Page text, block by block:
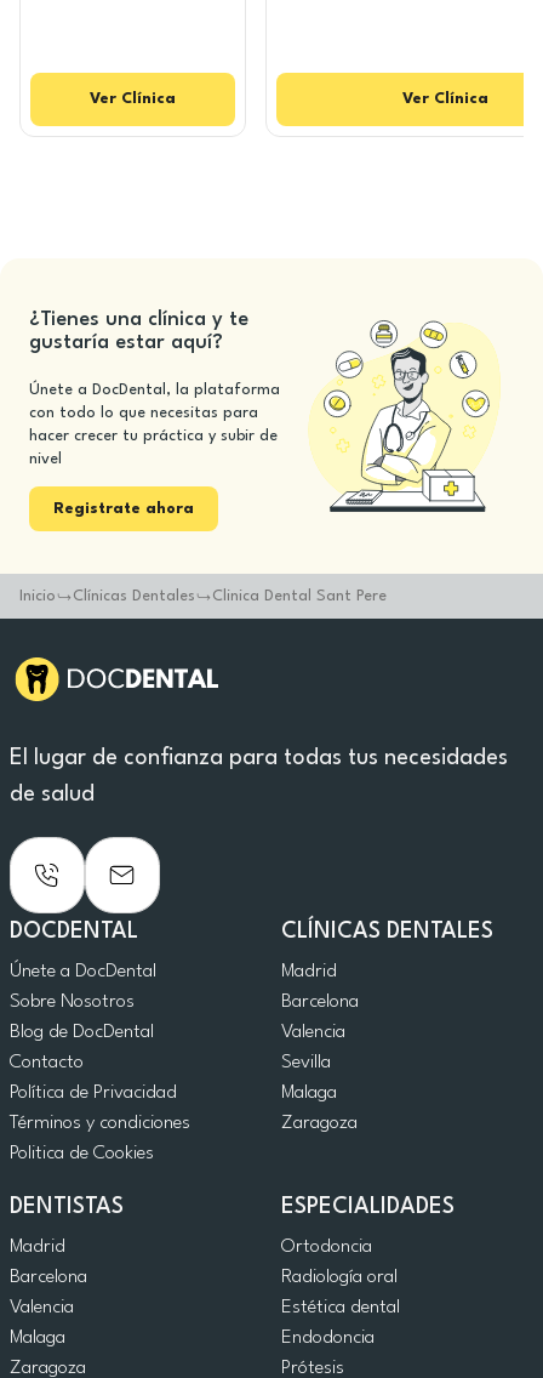
Ver Clínica Ver Clínica
¿Tienes una clínica y te
gustaría estar aquí?
Únete a DocDental, la plataforma
con todo lo que necesitas para
hacer crecer tu práctica y subir de
nivel
Registrate ahora
Inicio Clínicas Dentales Clinica Dental Sant Pere
El lugar de confianza para todas tus necesidades
de salud
DOCDENTAL
Únete a DocDental
Sobre Nosotros
Blog de DocDental
Contacto
Política de Privacidad
Términos y condiciones
Politica de Cookies
CLÍNICAS DENTALES
Madrid
Barcelona
Valencia
Sevilla
Malaga
Zaragoza
DENTISTAS
Madrid
Barcelona
Valencia
Malaga
Zaragoza
ESPECIALIDADES
Ortodoncia
Radiología oral
Estética dental
Endodoncia
Prótesis